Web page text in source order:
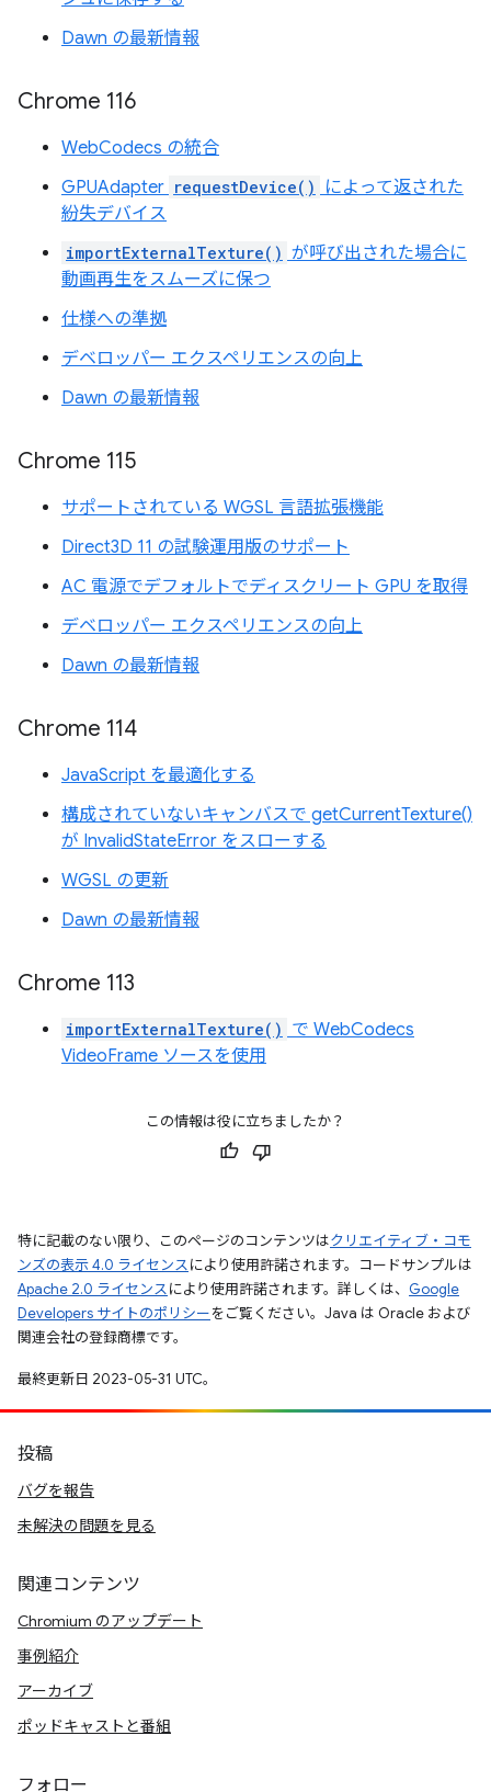
Dawn の最新情報
Chrome 116
WebCodecs の統合
GPUAdapter requestDevice()
によって返された
紛失デバイス
importExternalTexture() が呼び出された場合に
動画再生をスムーズに保つ
仕様への準拠
デベロッパー エクスペリエンスの向上
Dawn の最新情報
Chrome 115
サポートされている WGSL 言語拡張機能
Direct3D 11 の試験運用版のサポート
AC 電源でデフォルトでディスクリート GPU を取得
デベロッパー エクスペリエンスの向上
Dawn の最新情報
Chrome 114
JavaScript を最適化する
構成されていないキャンバスで getCurrentTexture()
が InvalidStateError をスローする
WGSL の更新
Dawn の最新情報
Chrome 113
importExternalTexture() で WebCodecs
VideoFrame ソースを使用
この情報は役に立ちましたか？
特に記載のない限り、このページのコンテンツはクリエイティブ・コモ
ンズの表示 4.0 ライセンスにより使用許諾されます。コードサンプルは
Apache 2.0 ライセンスにより使用許諾されます。詳しくは、 Google
Developers サイトのポリシーをご覧ください。Java は Oracle および
関連会社の登録商標です。
最終更新日 2023-05-31 UTC。
投稿
バグを報告
未解決の問題を見る
関連コンテンツ
Chromium のアップデート
事例紹介
アーカイブ
ポッドキャストと番組
フォロー